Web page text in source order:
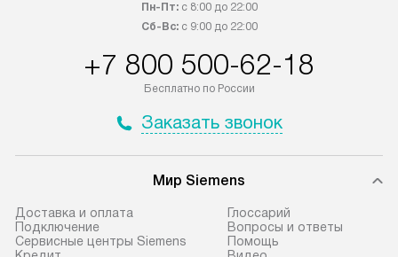
приобретения с менеджером сайта.
доставляются бесплатно по
Москве в пределах МКАД, и
не предусмотрена.
доставки доставит упакованный
требуется переместить прибор
до двери квартиры или до места
материалы.
Стандартная
Пн-Пт:с 8:00 до 22:00
Сб-Вс:с 9:00 до 22:00
+7 800 500-62-18
Бесплатно по России
Заказать звонок
Мир Siemens
Доставка и оплата
Подключение
Сервисные центры Siemens
Глоссарий
Вопросы и ответы
Помощь